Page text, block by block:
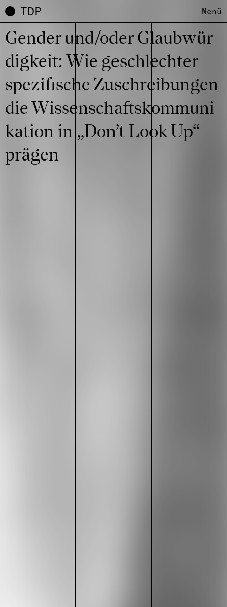
TDP Menü
Gender und/oder Glaub­wür­
dig­keit: Wie geschlech­ter­
spe­zi­fi­sche Zuschrei­bun­gen
die Wissen­schafts­kom­mu­ni­
ka­tion in „Don’t Look Up“
prägen